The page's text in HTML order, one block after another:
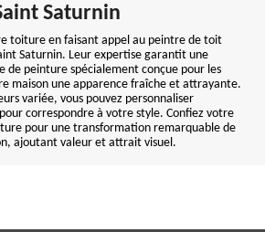
Saturnin
toiture en faisant appel au peintre de toit
Saturnin. Leur expertise garantit une
de peinture spécialement conçue pour les
maison une apparence fraîche et attrayante.
variée, vous pouvez personnaliser
correspondre à votre style. Confiez votre
pour une transformation remarquable de
ajoutant valeur et attrait visuel.